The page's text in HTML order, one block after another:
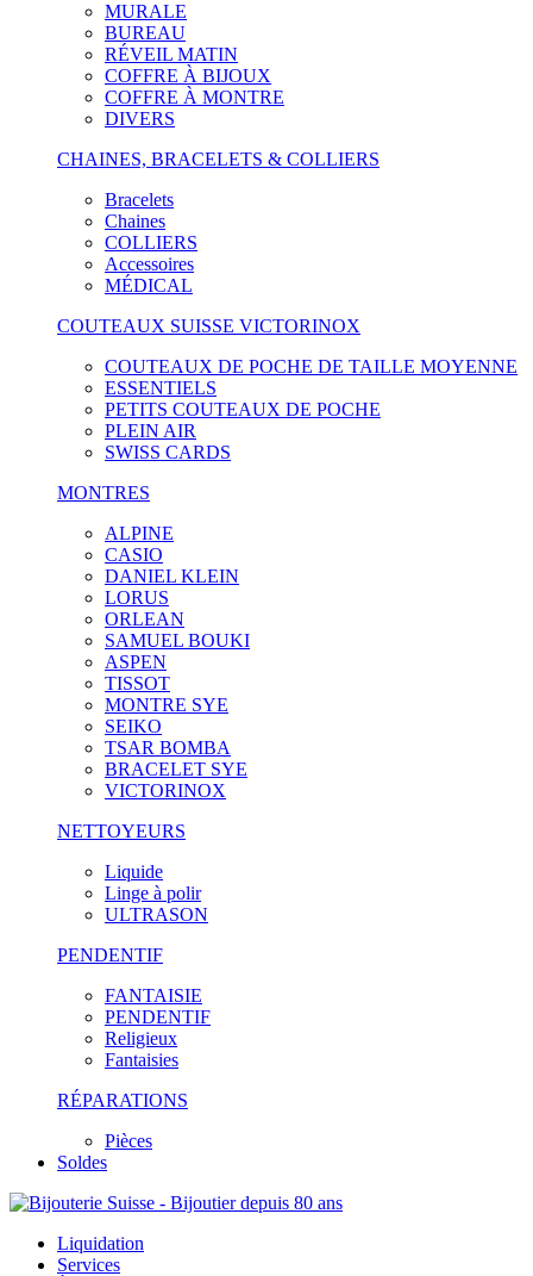
MURALE
BUREAU
RÉVEIL MATIN
COFFRE À BIJOUX
COFFRE À MONTRE
DIVERS
CHAINES, BRACELETS & COLLIERS
Bracelets
Chaines
COLLIERS
Accessoires
MÉDICAL
COUTEAUX SUISSE VICTORINOX
COUTEAUX DE POCHE DE TAILLE MOYENNE
ESSENTIELS
PETITS COUTEAUX DE POCHE
PLEIN AIR
SWISS CARDS
MONTRES
ALPINE
CASIO
DANIEL KLEIN
LORUS
ORLEAN
SAMUEL BOUKI
ASPEN
TISSOT
MONTRE SYE
SEIKO
TSAR BOMBA
BRACELET SYE
VICTORINOX
NETTOYEURS
Liquide
Linge à polir
ULTRASON
PENDENTIF
FANTAISIE
PENDENTIF
Religieux
Fantaisies
RÉPARATIONS
Pièces
Soldes
Liquidation
Services